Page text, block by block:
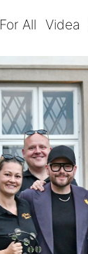
All Videa